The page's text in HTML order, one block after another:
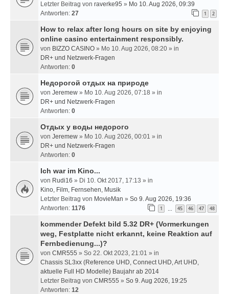
Letzter Beitrag von raverke95 » Mo 10. Aug 2026, 09:39
Antworten: 27 1 2
How to relax after long hours on site by enjoying
online casino entertainment responsibly.
von BIZZO CASINO » Mo 10. Aug 2026, 08:20 » in
DR+ und Netzwerk-Fragen
Antworten: 0
Недорогой отдых на природе
von Jeremew » Mo 10. Aug 2026, 07:18 » in
DR+ und Netzwerk-Fragen
Antworten: 0
Отдых у воды недорого
von Jeremew » Mo 10. Aug 2026, 00:01 » in
DR+ und Netzwerk-Fragen
Antworten: 0
Ich war im Kino...
von Rudi16 » Di 10. Okt 2017, 17:13 » in
Kino, Film, Fernsehen, Musik
Letzter Beitrag von MovieMan » So 9. Aug 2026, 19:36
Antworten: 1176 1 45 46 47 48
kommender Defekt bild 5.32 DR+ (Vormerkungen
weg, Festplatte nicht erkannt, keine Reaktion auf
Fernbedienung...)?
von CMR555 » So 22. Okt 2023, 21:01 » in
Chassis SL3xx (Reference UHD, Connect UHD, Art UHD,
aktuelle Full HD Modelle) Baujahr ab 2014
Letzter Beitrag von CMR555 » So 9. Aug 2026, 19:25
Antworten: 12